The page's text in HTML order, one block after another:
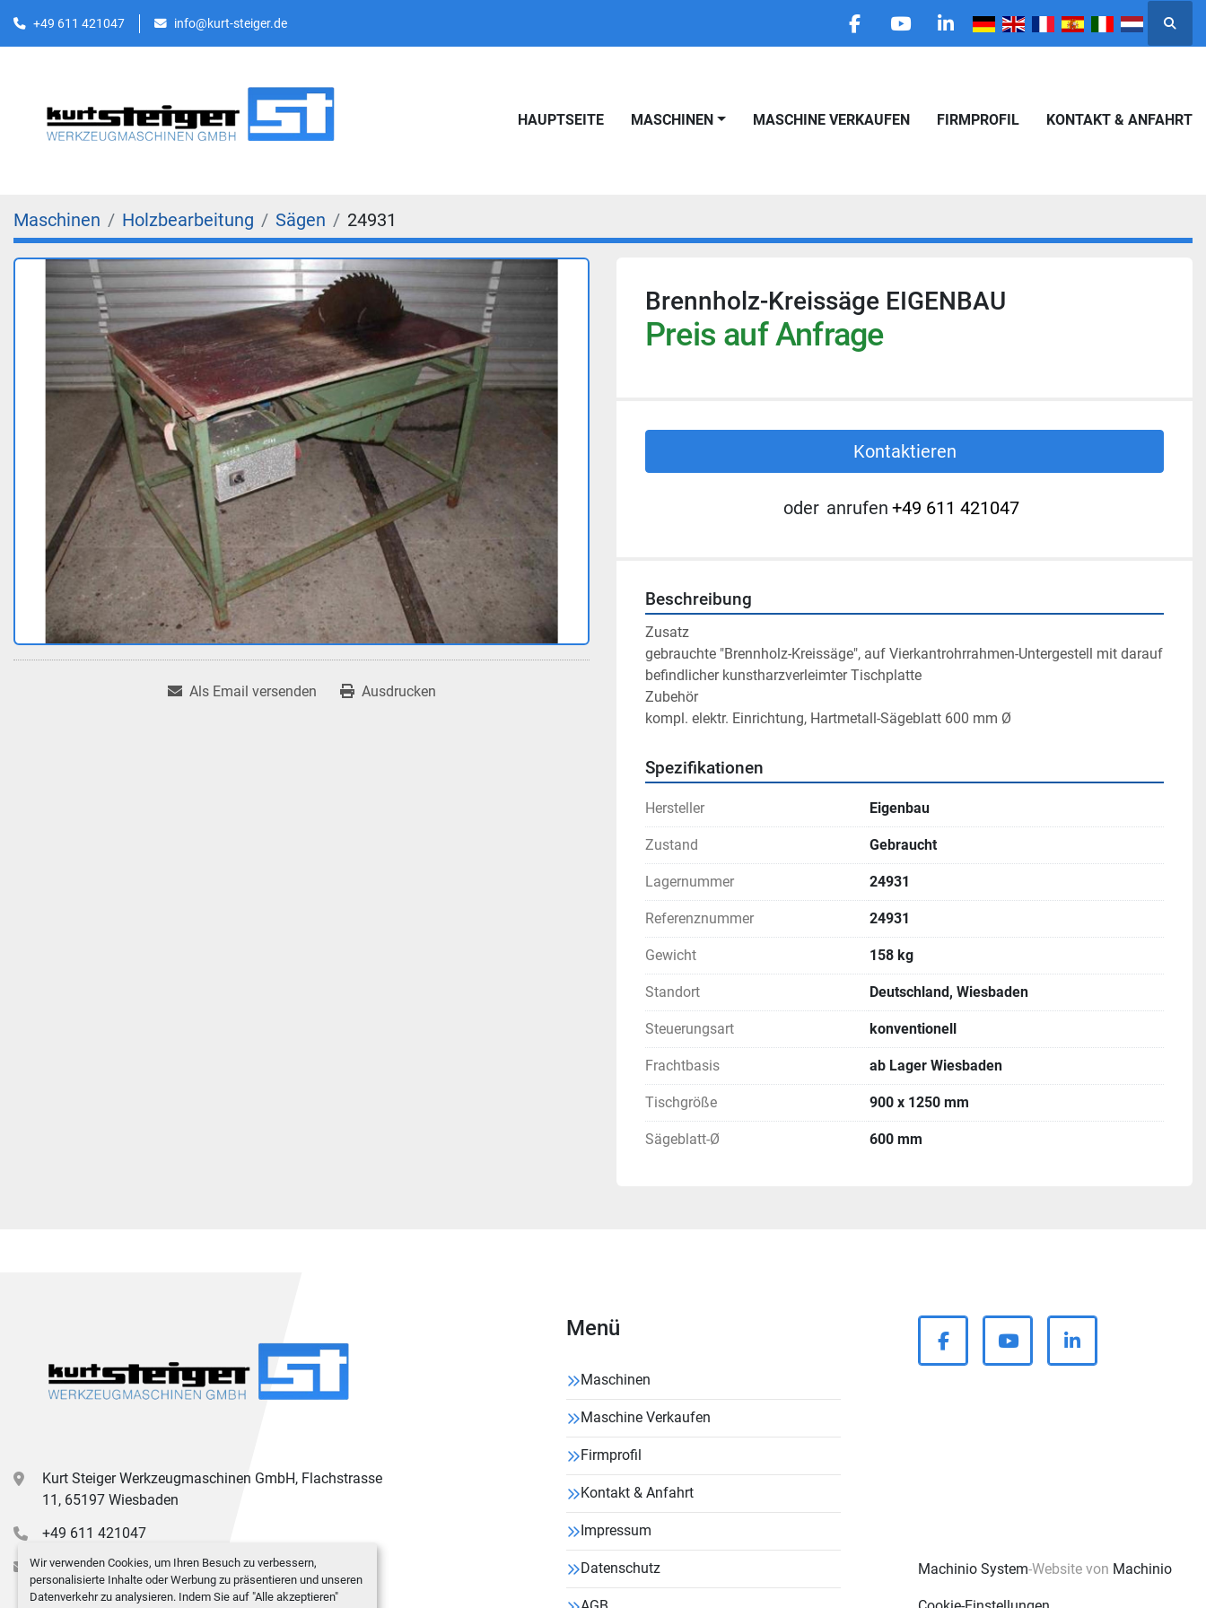
Wir verwenden Cookies, um Ihren Besuch zu verbessern,
personalisierte Inhalte oder Werbung zu präsentieren und unseren
Datenverkehr zu analysieren. Indem Sie auf "Alle akzeptieren"
+49 611 421047 info@kurt-steiger.de
facebookyoutubelinkedin Suche
HAUPTSEITE MASCHINEN MASCHINE VERKAUFEN FIRMPROFIL KONTAKT & ANFAHRT
Maschinen Holzbearbeitung Sägen 24931
Als Email versenden Ausdrucken
Brennholz-Kreissäge EIGENBAU
Preis auf Anfrage
Kontaktieren
oder anrufen +49 611 421047
Beschreibung
Zusatz
gebrauchte "Brennholz-Kreissäge", auf Vierkantrohrrahmen-Untergestell mit darauf
befindlicher kunstharzverleimter Tischplatte
Zubehör
kompl. elektr. Einrichtung, Hartmetall-Sägeblatt 600 mm Ø
Spezifikationen
Hersteller Eigenbau
Zustand Gebraucht
Lagernummer 24931
Referenznummer 24931
Gewicht 158 kg
Standort Deutschland, Wiesbaden
Steuerungsart konventionell
Frachtbasis ab Lager Wiesbaden
Tischgröße 900 x 1250 mm
Sägeblatt-Ø 600 mm
Kurt Steiger Werkzeugmaschinen GmbH, Flachstrasse
11, 65197 Wiesbaden
+49 611 421047
info@kurt-steiger.de
Menü
Maschinen
Maschine Verkaufen
Firmprofil
Kontakt & Anfahrt
Impressum
Datenschutz
facebookyoutubelinkedin
Machinio System-Website von Machinio